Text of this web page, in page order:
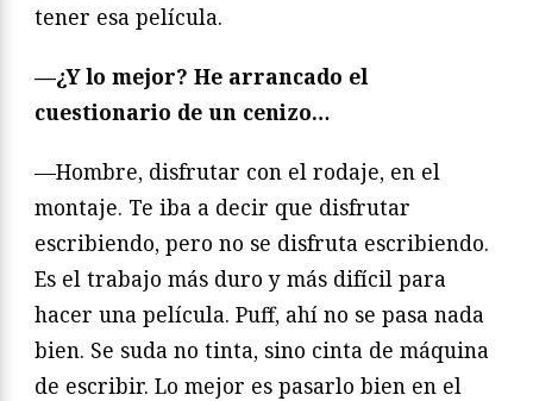
tener esa película.
—¿Y lo mejor? He arrancado el
cuestionario de un cenizo…
—Hombre, disfrutar con el rodaje, en el
montaje. Te iba a decir que disfrutar
escribiendo, pero no se disfruta escribiendo.
Es el trabajo más duro y más difícil para
hacer una película. Puff, ahí no se pasa nada
bien. Se suda no tinta, sino cinta de máquina
de escribir. Lo mejor es pasarlo bien en el